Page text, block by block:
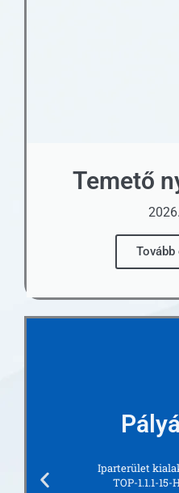
Temető
Iparterület
TOP-1.1.1-15-